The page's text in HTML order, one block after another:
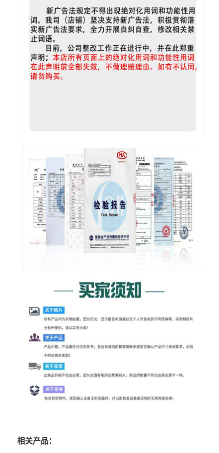
相关产品：